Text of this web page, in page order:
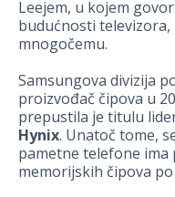
Leejem, u kojem
budućnosti
mnogočemu.
Samsungova divizija
proizvođač čipova u
prepustila je titulu
Hynix. Unatoč tome,
pametne telefone ima
memorijskih čipova